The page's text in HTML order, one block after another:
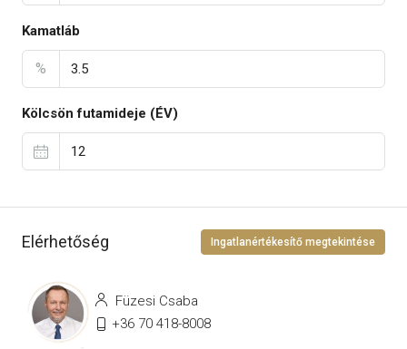
Kamatláb
%
Kölcsön futamideje (ÉV)
Elérhetőség Ingatlanértékesítő megtekintése
Füzesi Csaba
+36 70 418-8008